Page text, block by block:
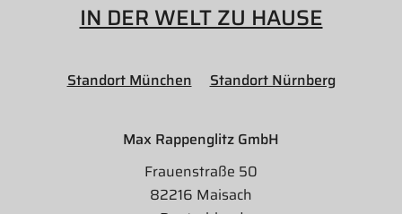
IN DER WELT ZU HAUSE
Standort München Standort Nürnberg
Max Rappenglitz GmbH
Frauenstraße 50
82216 Maisach